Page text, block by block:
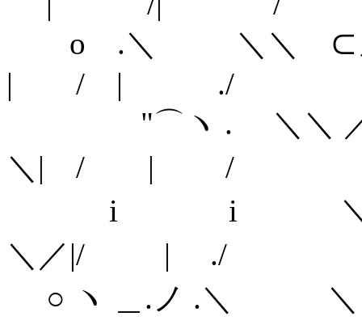
o .＼ ＼＼
| / | ./
"⌒ヽ . ＼
＼| / | /
i i ＼
＼／|/ | ./
○ ヽ ＿.ノ .＼